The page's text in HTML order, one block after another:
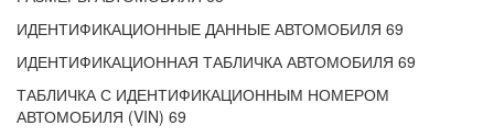
ИДЕНТИФИКАЦИОННЫЕ ДАННЫЕ АВТОМОБИЛЯ 69
ИДЕНТИФИКАЦИОННАЯ ТАБЛИЧКА АВТОМОБИЛЯ 69
ТАБЛИЧКА С ИДЕНТИФИКАЦИОННЫМ НОМЕРОМ
АВТОМОБИЛЯ (VIN) 69